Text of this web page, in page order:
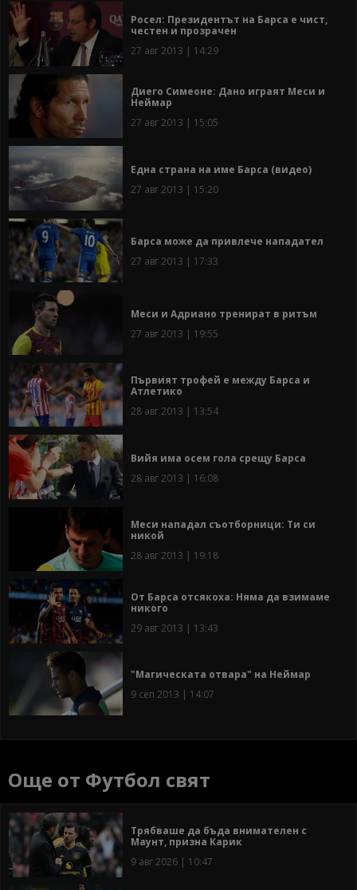
Росел: Президентът на Барса е чист,
честен и прозрачен
27 авг 2013 | 14:29
Диего Симеоне: Дано играят Меси и
Неймар
27 авг 2013 | 15:05
Една страна на име Барса (видео)
27 авг 2013 | 15:20
Барса може да привлече нападател
27 авг 2013 | 17:33
Меси и Адриано тренират в ритъм
27 авг 2013 | 19:55
Първият трофей е между Барса и
Атлетико
28 авг 2013 | 13:54
Вийя има осем гола срещу Барса
28 авг 2013 | 16:08
Меси нападал съотборници: Ти си
никой
28 авг 2013 | 19:18
От Барса отсякоха: Няма да взимаме
никого
29 авг 2013 | 13:43
"Магическата отвара" на Неймар
9 сеп 2013 | 14:07
Още от Футбол свят
Трябваше да бъда внимателен с
Маунт, призна Карик
9 авг 2026 | 10:47